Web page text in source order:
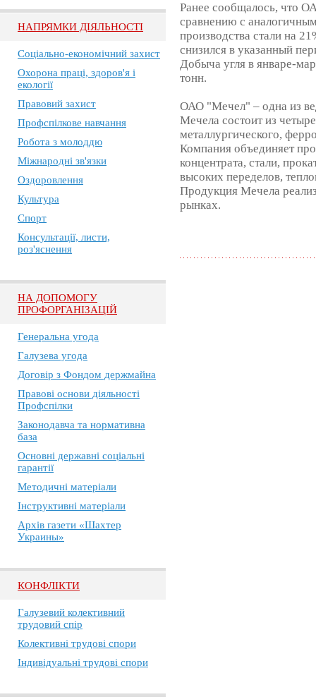
НАПРЯМКИ ДІЯЛЬНОСТІ
Соціально-економічний захист
Охорона праці, здоров'я і
екології
Правовий захист
Профспілкове навчання
Робота з молоддю
Міжнародні зв'язки
Оздоровлення
Культура
Спорт
Консультації, листи,
роз'яснення
НА ДОПОМОГУ
ПРОФОРГАНІЗАЦІЙ
Генеральна угода
Галузева угода
Договір з Фондом держмайна
Правові основи діяльності
Профспілки
Законодавча та нормативна
база
Основні державні соціальні
гарантії
Методичні матеріали
Інструктивні матеріали
Архів газети «Шахтер
Украины»
КОНФЛІКТИ
Галузевий колективний
трудовий спір
Колективні трудові спори
Індивідуальні трудові спори
Ранее сообщалось, что
сравнению с
производства стали на
снизился в указанный
Добыча угля в январе-
тонн.
ОАО "Мечел" – одна из
Мечела состоит из
металлургического,
Компания объединяет
концентрата, стали,
высоких переделов,
Продукция Мечела
рынках.